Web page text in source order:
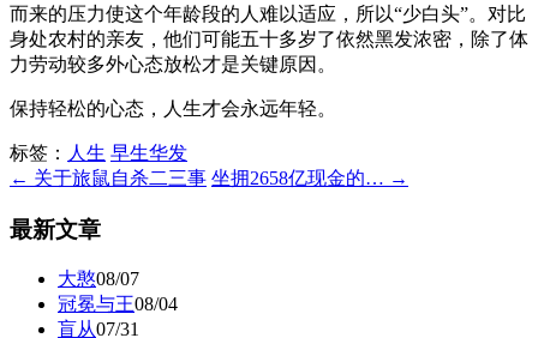
而来的压力使这个年龄段的人难以适应，所以“少白头”。对比
身处农村的亲友，他们可能五十多岁了依然黑发浓密，除了体
力劳动较多外心态放松才是关键原因。
保持轻松的心态，人生才会永远年轻。
标签： 人生 早生华发
← 关于旅鼠自杀二三事 坐拥2658亿现金的… →
最新文章
大憨08/07
冠冕与王08/04
盲从07/31